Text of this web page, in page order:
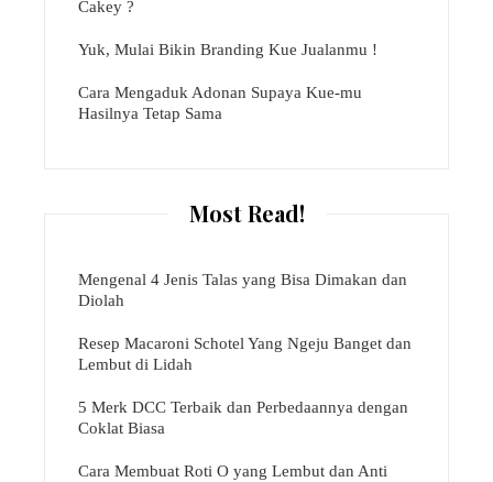
Cakey ?
Yuk, Mulai Bikin Branding Kue Jualanmu !
Cara Mengaduk Adonan Supaya Kue-mu
Hasilnya Tetap Sama
Most Read!
Mengenal 4 Jenis Talas yang Bisa Dimakan dan
Diolah
Resep Macaroni Schotel Yang Ngeju Banget dan
Lembut di Lidah
5 Merk DCC Terbaik dan Perbedaannya dengan
Coklat Biasa
Cara Membuat Roti O yang Lembut dan Anti